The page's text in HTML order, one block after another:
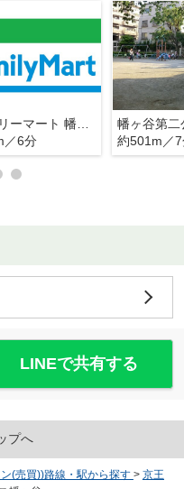
ファミリーマート 幡ヶ谷三丁目店
／6分
幡ヶ谷第二
約501m／
LINEで共有する
プへ
(売買))路線・駅から探す > 京王